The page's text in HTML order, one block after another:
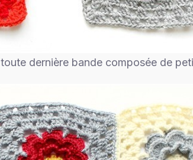
dernière bande composée de